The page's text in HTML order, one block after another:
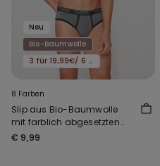
Neu
Bio-Baumwolle
3 für 19,99€/ 6 für 29,99€
8 Farben
Slip aus Bio-Baumwolle
mit farblich abgesetzten
Einfassungen und Logo
€ 9,99